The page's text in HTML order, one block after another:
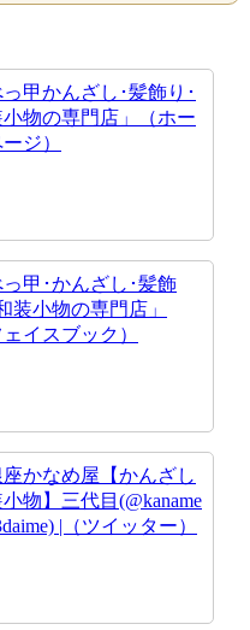
っ甲かんざし･髪飾り･
物の専門店」（ホー
ジ）
っ甲･かんざし･髪飾
装小物の専門店」
ェイスブック）
座かなめ屋【かんざし
物】三代目(@kaname
|（ツイッター）